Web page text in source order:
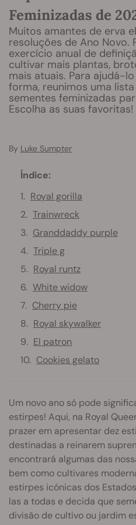
Feminizadas de
Muitos amantes de erva
resoluções de Ano Novo.
exercício anual de
cultivar mais plantas,
mais atuais. Para ajudá-
forma, reunimos uma
sementes feminizadas
Escolha as suas favoritas!
By Luke Sumpter
Índice:
Royal gorilla
Trainwreck
Granddaddy purple
Triple g
Royal runtz
White widow
Cherry pie
Royal skywalker
El patron
Cookies gelato
Um novo ano só pode
estirpes! Aqui, na Royal
prazer em apresentar dez
destinadas a reinarem
encontrará algumas das
bem como cultivares
estirpes icónicas dos
las a todas e decida que
divisão de cultivo ou jardim